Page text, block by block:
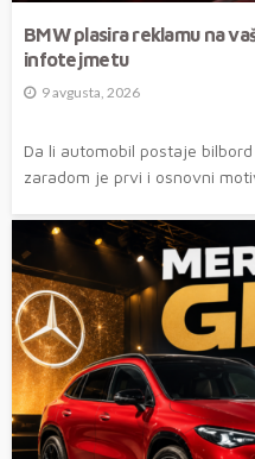
BMW plasira reklamu na
infotejmetu
9 avgusta, 2026
Da li automobil postaje
zaradom je prvi i osnovni